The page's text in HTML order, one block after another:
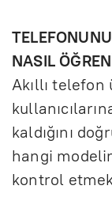
NASIL
Akıllı
kaldığını
hangi
kontrol etmek